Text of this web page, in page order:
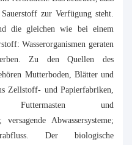
zur Verfügung steht.
die gleichen wie bei einem
Wasserorganismen geraten
Zu den Quellen des
Mutterboden, Blätter und
Zellstoff- und Papierfabriken,
Futtermasten und
versagende Abwassersysteme;
Der biologische